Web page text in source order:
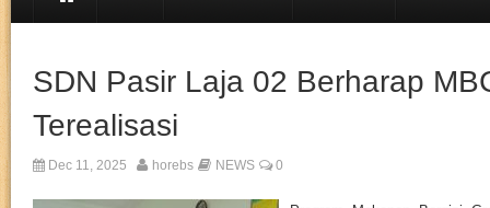
SDN Pasir Laja 02 Berharap
Terealisasi
Dec 11, 2025 horebs NEWS 0